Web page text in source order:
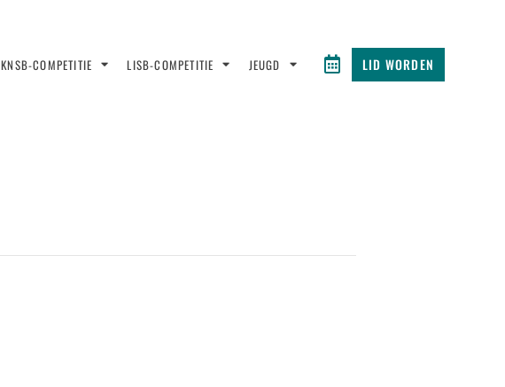
KNSB-COMPETITIE LISB-COMPETITIE JEUGD LID WORDEN